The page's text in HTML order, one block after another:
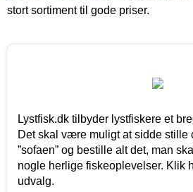
stort sortiment til gode priser.
Lystfisk.dk tilbyder lystfiskere et
Det skal være muligt at sidde stille
”sofaen” og bestille alt det, man
nogle herlige fiskeoplevelser. Klik
udvalg.